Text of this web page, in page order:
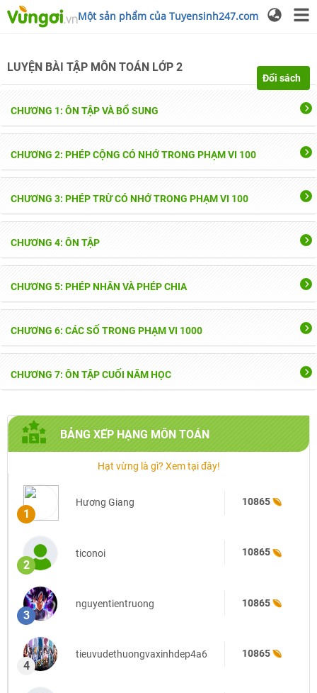
Một sản phẩm của Tuyensinh247.com
LUYỆN BÀI TẬP MÔN TOÁN LỚP 2
Đổi sách
CHƯƠNG 1: ÔN TẬP VÀ BỔ SUNG
CHƯƠNG 2: PHÉP CỘNG CÓ NHỚ TRONG PHẠM VI 100
CHƯƠNG 3: PHÉP TRỪ CÓ NHỚ TRONG PHẠM VI 100
CHƯƠNG 4: ÔN TẬP
CHƯƠNG 5: PHÉP NHÂN VÀ PHÉP CHIA
CHƯƠNG 6: CÁC SỐ TRONG PHẠM VI 1000
CHƯƠNG 7: ÔN TẬP CUỐI NĂM HỌC
BẢNG XẾP HẠNG MÔN TOÁN
Hạt vừng là gì? Xem tại đây!
1
Hương Giang 10865
2
ticonoi 10865
3
nguyentientruong 10865
4
tieuvudethuongvaxinhdep4a6 10865